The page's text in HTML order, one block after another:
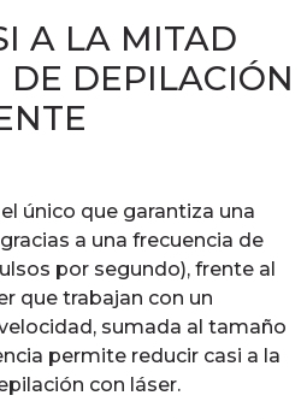
A LA MITAD
DE DEPILACIÓN
único que garantiza una
a una frecuencia de
por segundo), frente al
que trabajan con un
sumada al tamaño
permite reducir casi a la
con láser.